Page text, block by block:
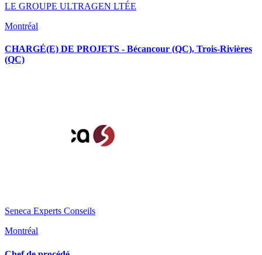
LE GROUPE ULTRAGEN LTÉE
Montréal
CHARGÉ(E) DE PROJETS - Bécancour (QC), Trois-Rivières
(QC)
Seneca Experts Conseils
Montréal